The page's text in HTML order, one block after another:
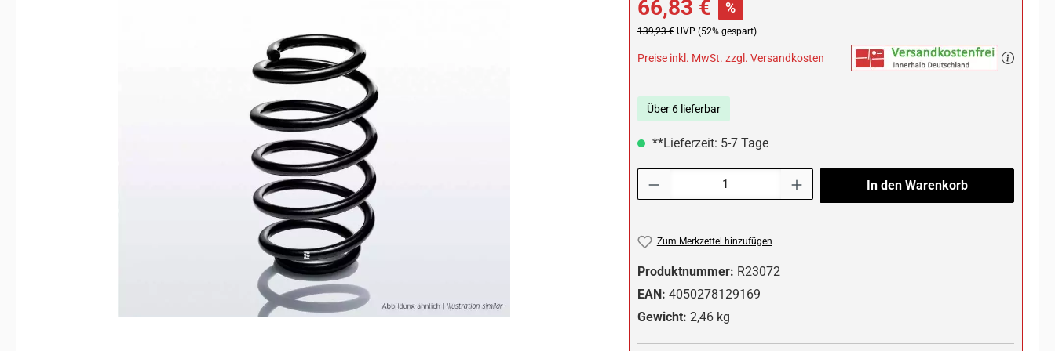
66,83 € %
Regulärer Preis:
139,23 € UVP (52% gespart)
Preise inkl. MwSt. zzgl. Versandkosten
Über 6 lieferbar
**Lieferzeit: 5-7 Tage
In den Warenkorb
Zum Merkzettel hinzufügen
Produktnummer: R23072
EAN: 4050278129169
Gewicht: 2,46 kg